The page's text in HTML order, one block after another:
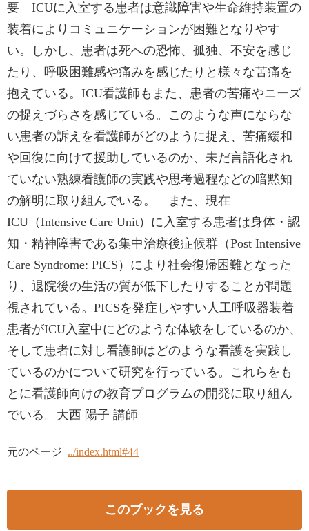
要 ICUに入室する患者は意識障害や生命維持装置の
装着によりコミュニケーションが困難となりやす
い。しかし、患者は死への恐怖、孤独、不安を感じ
たり、呼吸困難感や痛みを感じたりと様々な苦痛を
抱えている。ICU看護師もまた、患者の苦痛やニーズ
の捉えづらさを感じている。このような声にならな
い患者の訴えを看護師がどのように捉え、苦痛緩和
や回復に向けて援助しているのか、未だ言語化され
ていない熟練看護師の実践や思考過程などの暗黙知
の解明に取り組んでいる。 また、現在
ICU（Intensive Care Unit）に入室する患者は身体・認
知・精神障害である集中治療後症候群（Post Intensive
Care Syndrome: PICS）により社会復帰困難となった
り、退院後の生活の質が低下したりすることが問題
視されている。PICSを発症しやすい人工呼吸器装着
患者がICU入室中にどのような体験をしているのか、
そして患者に対し看護師はどのような看護を実践し
ているのかについて研究を行っている。これらをも
とに看護師向けの教育プログラムの開発に取り組ん
でいる。大西 陽子 講師
元のページ ../index.html#44
このブックを見る